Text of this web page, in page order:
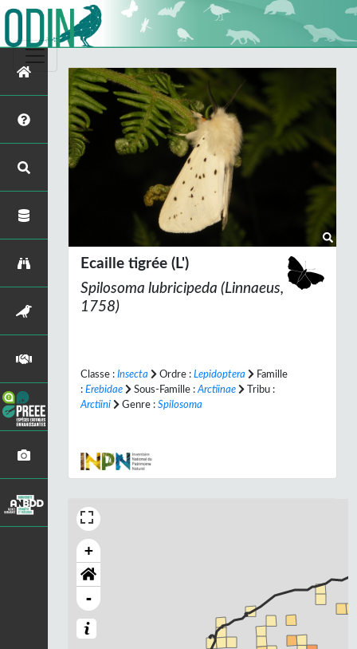
Ecaille tigrée (L')
Spilosoma lubricipeda (Linnaeus,
1758)
Classe : Insecta Ordre : Lepidoptera
Famille
: Erebidae Sous-Famille : Arctiinae
Tribu :
Arctiini
Genre : Spilosoma
+
-